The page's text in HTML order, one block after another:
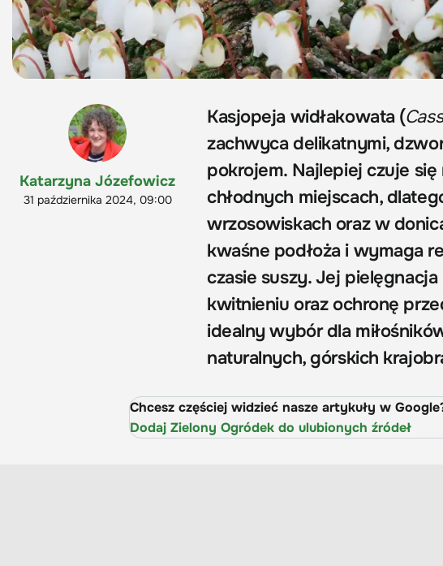
Katarzyna Józefowicz
31 października 2024, 09:00
Kasjopeja widłakowata (
zachwyca delikatnymi,
pokrojem. Najlepiej czuje
chłodnych miejscach,
wrzosowiskach oraz w
kwaśne podłoża i wymaga
czasie suszy. Jej
kwitnieniu oraz ochronę
idealny wybór dla
naturalnych, górskich
Chcesz częściej widzieć nasze artykuły w
Dodaj Zielony Ogródek do ulubionych źródeł